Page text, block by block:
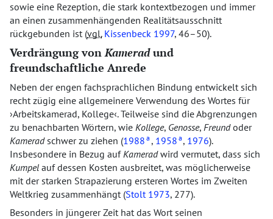
sowie eine Rezeption, die stark kontextbezogen und immer
an einen zusammenhängenden Realitätsausschnitt
rückgebunden ist (vgl. Kissenbeck 1997, 46–50).
Verdrängung vonKameradund
freundschaftliche Anrede
Neben der engen fachsprachlichen Bindung entwickelt sich
recht zügig eine allgemeinere Verwendung des Wortes für
Arbeitskamerad, Kollege . Teilweise sind die Abgrenzungen
zu benachbarten Wörtern, wie Kollege, Genosse, Freundoder
Kameradschwer zu ziehen (1988 a , 1958 a , 1976).
Insbesondere in Bezug aufKameradwird vermutet, dass sich
Kumpel auf dessen Kosten ausbreitet, was möglicherweise
mit der starken Strapazierung ersteren Wortes im Zweiten
Weltkrieg zusammenhängt (Stolt 1973, 277).
Besonders in jüngerer Zeit hat das Wort seinen